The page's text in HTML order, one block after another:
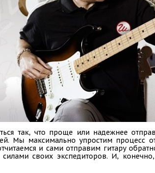
так, что проще или надежнее
Мы максимально упростим процесс
и сами отправим гитару
своих экспедиторов. И,